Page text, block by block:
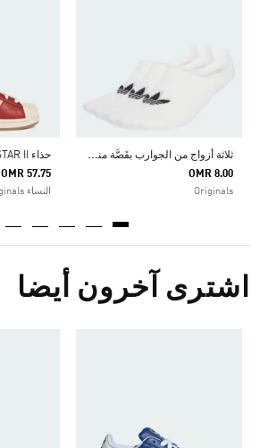
ث
لاثة أزواج من الجوارب بقَصَّة منخفضة
OMR 8.00
Originals
حذاء SUPERSTAR II
OMR 57.75
النساء Originals
اشترى آخرون أيضا